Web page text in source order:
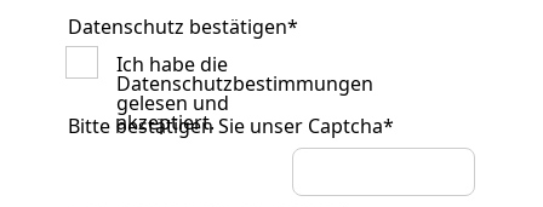
Datenschutz bestätigen*
Ich habe die
Datenschutzbestimmungen
gelesen und
akzeptiert.
Bitte bestätigen Sie unser Captcha*